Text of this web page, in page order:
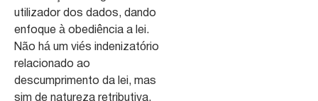
utilizador dos dados, dando
enfoque à obediência a lei.
Não há um viés indenizatório
relacionado ao
descumprimento da lei, mas
sim de natureza retributiva,